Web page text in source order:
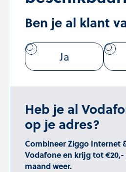
Ben je al klant
Ja
Heb je al
op je adres?
Combineer Ziggo Internet
Vodafone en krijg tot
maand weer.